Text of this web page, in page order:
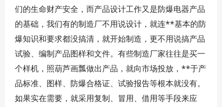
们的生命财产安全，而产品设计工作又是防爆电器产品
的基础，我们有的制造厂不用说设计，就连**基本的防
爆知识和要求都没搞清，就开始制造，更不用说搞产品
试验、编制产品图样和文件。有些制造厂家往往是买一
个样机，照葫芦画瓢做出产品，就向市场投放，**于产
品标准、图样、防爆合格证、试验报告等根本就没有。
如果实在需要，就采用复制、冒用、借用等手段来应